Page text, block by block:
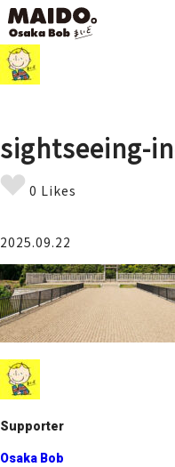
sightseeing-
0 Likes
2025.09.22
Supporter
Osaka Bob